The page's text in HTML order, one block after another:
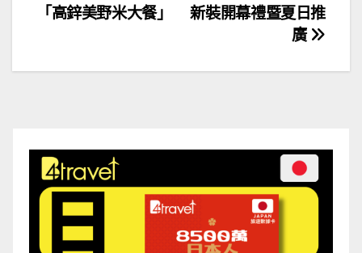
章
導
新裝開幕禮暨夏日推
廣
「高鋅美野米大餐」